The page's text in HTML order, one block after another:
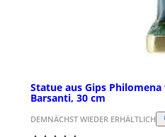
Statue aus Gips
Barsanti, 30 cm
DEMNÄCHST WIEDER ERHÄLTLICH